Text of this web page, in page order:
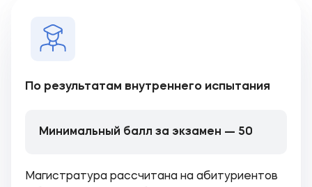
По результатам внутреннего испытания
Минимальный балл за экзамен — 50
Магистратура рассчитана на абитуриентов